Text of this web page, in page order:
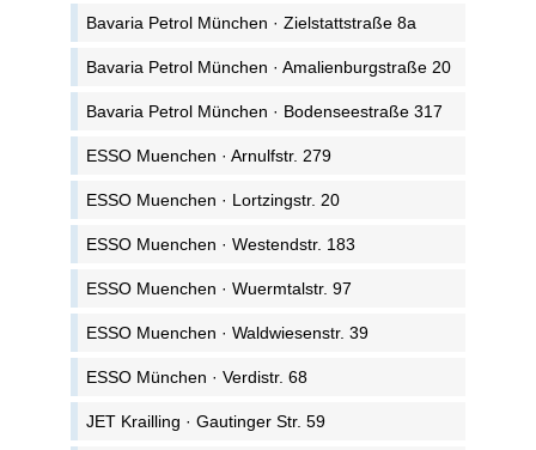
Bavaria Petrol München · Zielstattstraße 8a
Bavaria Petrol München · Amalienburgstraße 20
Bavaria Petrol München · Bodenseestraße 317
ESSO Muenchen · Arnulfstr. 279
ESSO Muenchen · Lortzingstr. 20
ESSO Muenchen · Westendstr. 183
ESSO Muenchen · Wuermtalstr. 97
ESSO Muenchen · Waldwiesenstr. 39
ESSO München · Verdistr. 68
JET Krailling · Gautinger Str. 59